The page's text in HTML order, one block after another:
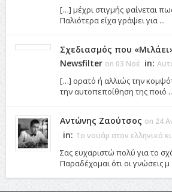
[…] μέχρι στιγμής φαίνεται
Παλιότερα είχα γράψει για ...
Σχεδιασμός που
Newsfilter on 03 Νοέ in:
[…] ορατό ή αλλιώς την
την αυτοπεποίθηση της ποιό
Αντώνης Ζαούτσος on 24
in: Το νουάρ στον ελληνικό
Σας ευχαριστώ πολύ για το
Παραδέχομαι ότι οι γνώσεις μ